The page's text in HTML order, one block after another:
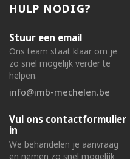
HULP NODIG?
Stuur een email
Ons team staat klaar om je
zo snel mogelijk verder te
helpen.
info@imb-mechelen.be
Vul ons contactformulier
in
We behandelen je aanvraag
en nemen zo snel mogelijk